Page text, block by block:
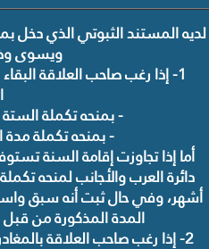
لديه المستند الثبوتي الذي دخل
ويسوى
1- إذا رغب صاحب العلاقة
- بمنحه تكملة
- بمنحه تكملة مدة
أما إذا تجاوزت إقامة السنة
دائرة العرب والأجانب لمنحه
أشهر، وفي حال ثبت أنه سبق
المدة المذكورة من قبل
2- إذا رغب صاحب العلاقة